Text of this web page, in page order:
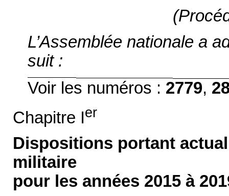
L’Assemblée nationale a
suit :
Voir les numéros : 2779,
Chapitre Ier
Dispositions portant
militaire
pour les années 2015 à